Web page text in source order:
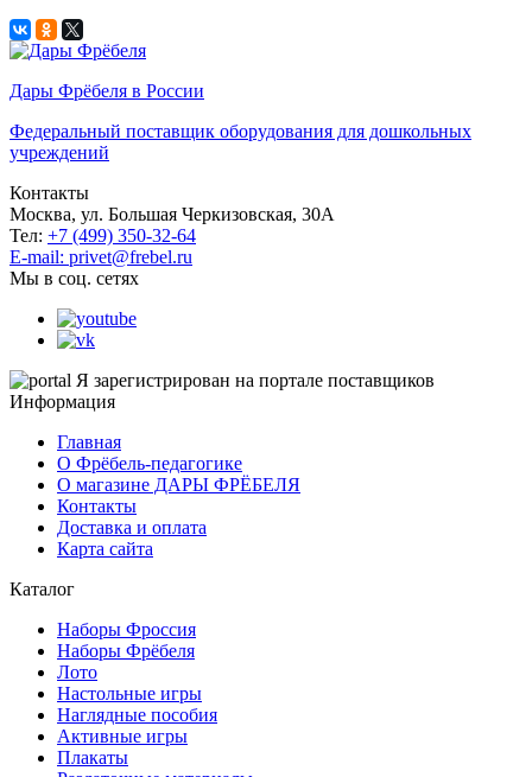
Дары Фрёбеля в России
Федеральный поставщик оборудования для дошкольных
учреждений
Контакты
Москва, ул. Большая Черкизовская, 30А
Тел: +7 (499) 350-32-64
E-mail: privet@frebel.ru
Мы в соц. сетях
Я зарегистрирован на портале поставщиков
Информация
Главная
О Фрёбель-педагогике
О магазине ДАРЫ ФРЁБЕЛЯ
Контакты
Доставка и оплата
Карта сайта
Каталог
Наборы Фроссия
Наборы Фрёбеля
Лото
Настольные игры
Наглядные пособия
Активные игры
Плакаты